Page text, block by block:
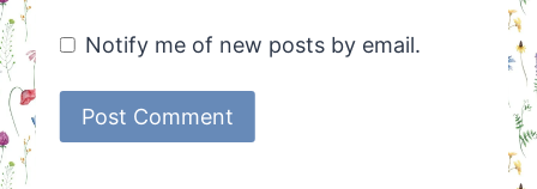
Notify me of new posts by email.